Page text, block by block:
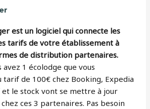
est un logiciel qui connecte les
tarifs de votre établissement à
de distribution partenaires.
1 écolodge que vous
tarif de 100€ chez Booking, Expedia
le stock vont se mettre à jour
ces 3 partenaires. Pas besoin